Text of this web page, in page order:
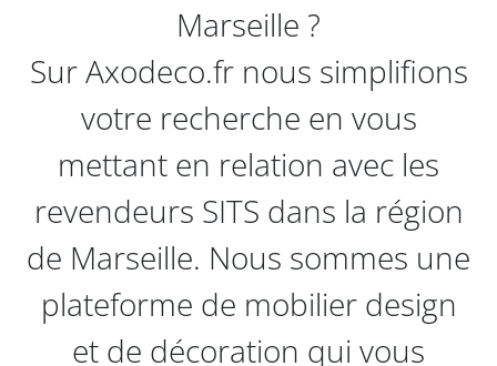
Marseille ?
Sur Axodeco.fr nous simplifions
votre recherche en vous
mettant en relation avec les
revendeurs SITS dans la région
de Marseille. Nous sommes une
plateforme de mobilier design
et de décoration qui vous